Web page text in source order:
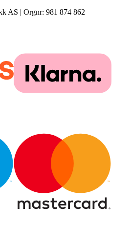
AS | Orgnr: 981 874 862